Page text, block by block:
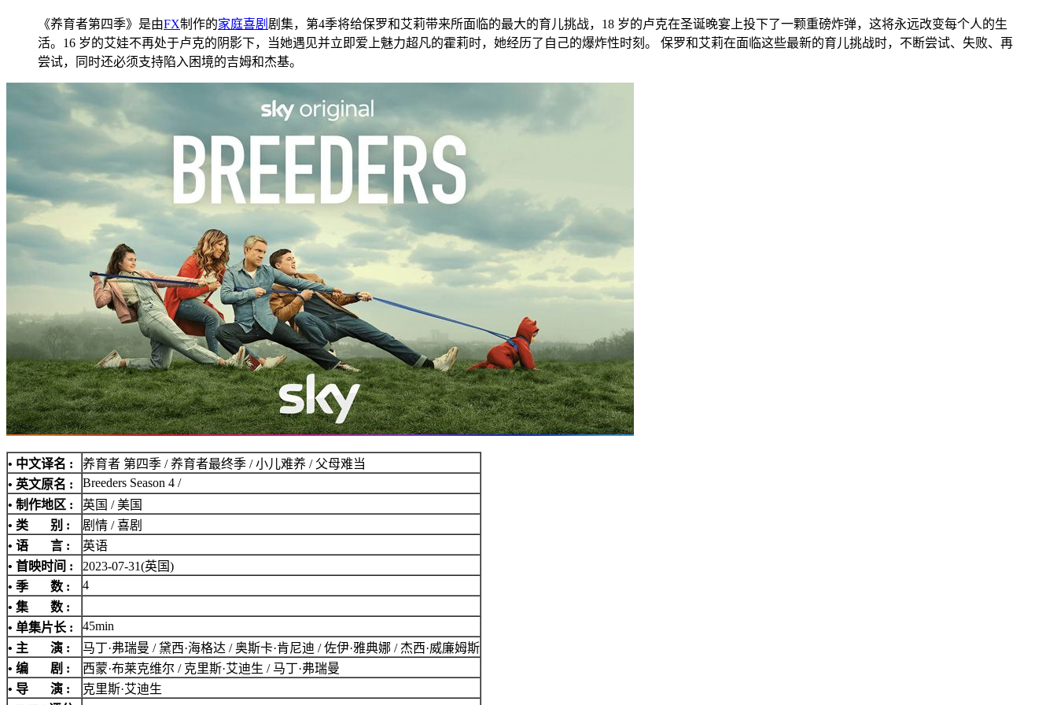
《养育者第四季》是由FX制作的家庭喜剧 剧集，第4季将给保罗和艾莉带来所面临的最大的育儿挑战，18 岁的卢克在圣诞晚宴上投下了一颗重磅炸弹，这将永远改变每个人的生
活。16 岁的艾娃不再处于卢克的阴影下，当她遇见并立即爱上魅力超凡的霍莉时，她经历了自己的爆炸性时刻。 保罗和艾莉在面临这些最新的育儿挑战时，不断尝试、失败、再
尝试，同时还必须支持陷入困境的吉姆和杰基。
• 中文译名 :
养育者 第四季 / 养育者最终季 / 小儿难养 / 父母难当
• 英文原名 :
Breeders Season 4 /
• 制作地区 :
英国 / 美国
• 类 别 :
剧情 / 喜剧
• 语 言 :
英语
• 首映时间 :
2023-07-31(英国)
• 季 数 :
4
• 集 数 :
• 单集片长 :
45min
• 主 演 :
马丁·弗瑞曼 / 黛西·海格达 / 奥斯卡·肯尼迪 / 佐伊·雅典娜 / 杰西·威廉姆斯
• 编 剧 :
西蒙·布莱克维尔 / 克里斯·艾迪生 / 马丁·弗瑞曼
• 导 演 :
克里斯·艾迪生